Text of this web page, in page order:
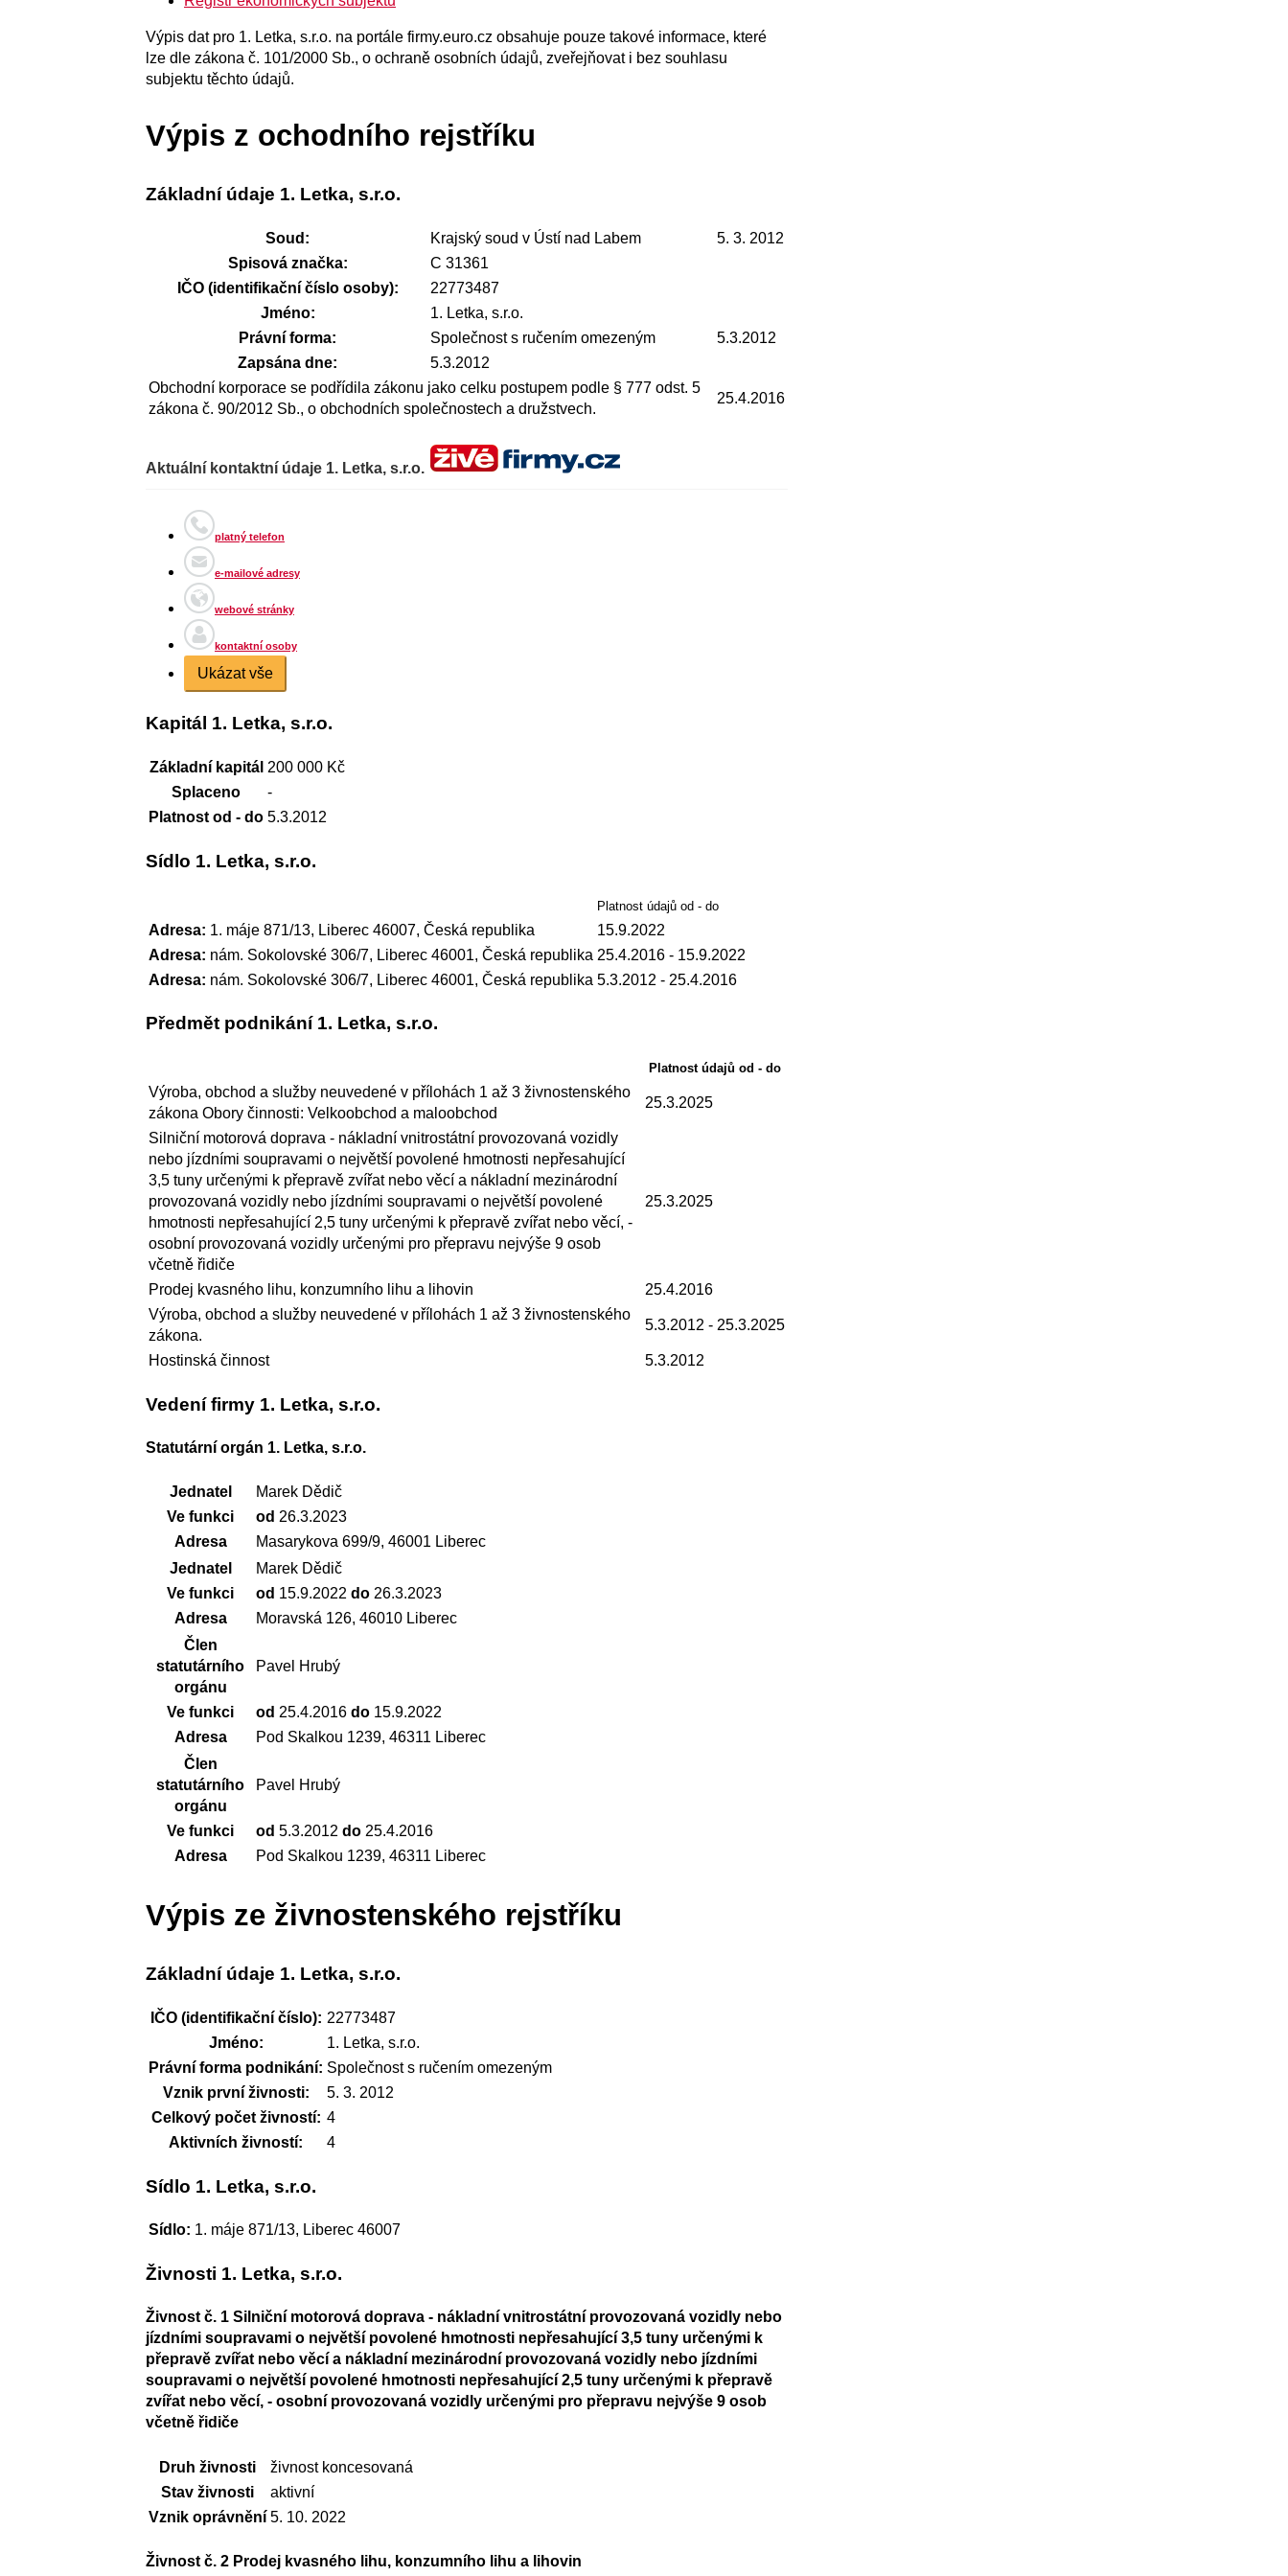
Výpis dat pro 1. Letka, s.r.o. na portále firmy.euro.cz obsahuje pouze takové informace, které
lze dle zákona č. 101/2000 Sb., o ochraně osobních údajů, zveřejňovat i bez souhlasu
subjektu těchto údajů.
Výpis z ochodního rejstříku
Základní údaje 1. Letka, s.r.o.
Soud: Krajský soud v Ústí nad Labem
5. 3. 2012
Spisová značka:
C 31361
IČO (identifikační číslo osoby):
22773487
Jméno:
1. Letka, s.r.o.
Právní forma:
Společnost s ručením omezeným
5.3.2012
Zapsána dne:
5.3.2012
Obchodní korporace se podřídila zákonu jako celku postupem podle § 777 odst. 5
zákona č. 90/2012 Sb., o obchodních společnostech a družstvech.
25.4.2016
Aktuální kontaktní údaje 1. Letka, s.r.o.
platný telefon
e-mailové adresy
webové stránky
kontaktní osoby
Ukázat vše
Kapitál 1. Letka, s.r.o.
Základní kapitál 200 000 Kč
Splaceno
-
Platnost od - do 5.3.2012
Sídlo 1. Letka, s.r.o.
Platnost údajů od - do
Adresa: 1. máje 871/13, Liberec 46007, Česká republika
15.9.2022
Adresa: nám. Sokolovské 306/7, Liberec 46001, Česká republika 25.4.2016 - 15.9.2022
Adresa: nám. Sokolovské 306/7, Liberec 46001, Česká republika 5.3.2012 - 25.4.2016
Předmět podnikání 1. Letka, s.r.o.
Platnost údajů od - do
Výroba, obchod a služby neuvedené v přílohách 1 až 3 živnostenského
zákona Obory činnosti: Velkoobchod a maloobchod
25.3.2025
Silniční motorová doprava - nákladní vnitrostátní provozovaná vozidly
nebo jízdními soupravami o největší povolené hmotnosti nepřesahující
3,5 tuny určenými k přepravě zvířat nebo věcí a nákladní mezinárodní
provozovaná vozidly nebo jízdními soupravami o největší povolené
hmotnosti nepřesahující 2,5 tuny určenými k přepravě zvířat nebo věcí, -
osobní provozovaná vozidly určenými pro přepravu nejvýše 9 osob
včetně řidiče
25.3.2025
Prodej kvasného lihu, konzumního lihu a lihovin
25.4.2016
Výroba, obchod a služby neuvedené v přílohách 1 až 3 živnostenského
zákona.
5.3.2012 - 25.3.2025
Hostinská činnost 5.3.2012
Vedení firmy 1. Letka, s.r.o.
Statutární orgán 1. Letka, s.r.o.
Jednatel
Marek Dědič
Ve funkci
od 26.3.2023
Adresa
Masarykova 699/9, 46001 Liberec
Jednatel
Marek Dědič
Ve funkci
od 15.9.2022 do 26.3.2023
Adresa
Moravská 126, 46010 Liberec
Člen
statutárního
orgánu
Pavel Hrubý
Ve funkci od 25.4.2016 do 15.9.2022
Adresa
Pod Skalkou 1239, 46311 Liberec
Člen
statutárního
orgánu
Pavel Hrubý
Ve funkci od 5.3.2012 do 25.4.2016
Adresa
Pod Skalkou 1239, 46311 Liberec
Výpis ze živnostenského rejstříku
Základní údaje 1. Letka, s.r.o.
IČO (identifikační číslo): 22773487
Jméno:
1. Letka, s.r.o.
Právní forma podnikání: Společnost s ručením omezeným
Vznik první živnosti:
5. 3. 2012
Celkový počet živností: 4
Aktivních živností:
4
Sídlo 1. Letka, s.r.o.
Sídlo: 1. máje 871/13, Liberec 46007
Živnosti 1. Letka, s.r.o.
Živnost č. 1 Silniční motorová doprava - nákladní vnitrostátní provozovaná vozidly nebo
jízdními soupravami o největší povolené hmotnosti nepřesahující 3,5 tuny určenými k
přepravě zvířat nebo věcí a nákladní mezinárodní provozovaná vozidly nebo jízdními
soupravami o největší povolené hmotnosti nepřesahující 2,5 tuny určenými k přepravě
zvířat nebo věcí, - osobní provozovaná vozidly určenými pro přepravu nejvýše 9 osob
včetně řidiče
Druh živnosti
živnost koncesovaná
Stav živnosti
aktivní
Vznik oprávnění 5. 10. 2022
Živnost č. 2 Prodej kvasného lihu, konzumního lihu a lihovin